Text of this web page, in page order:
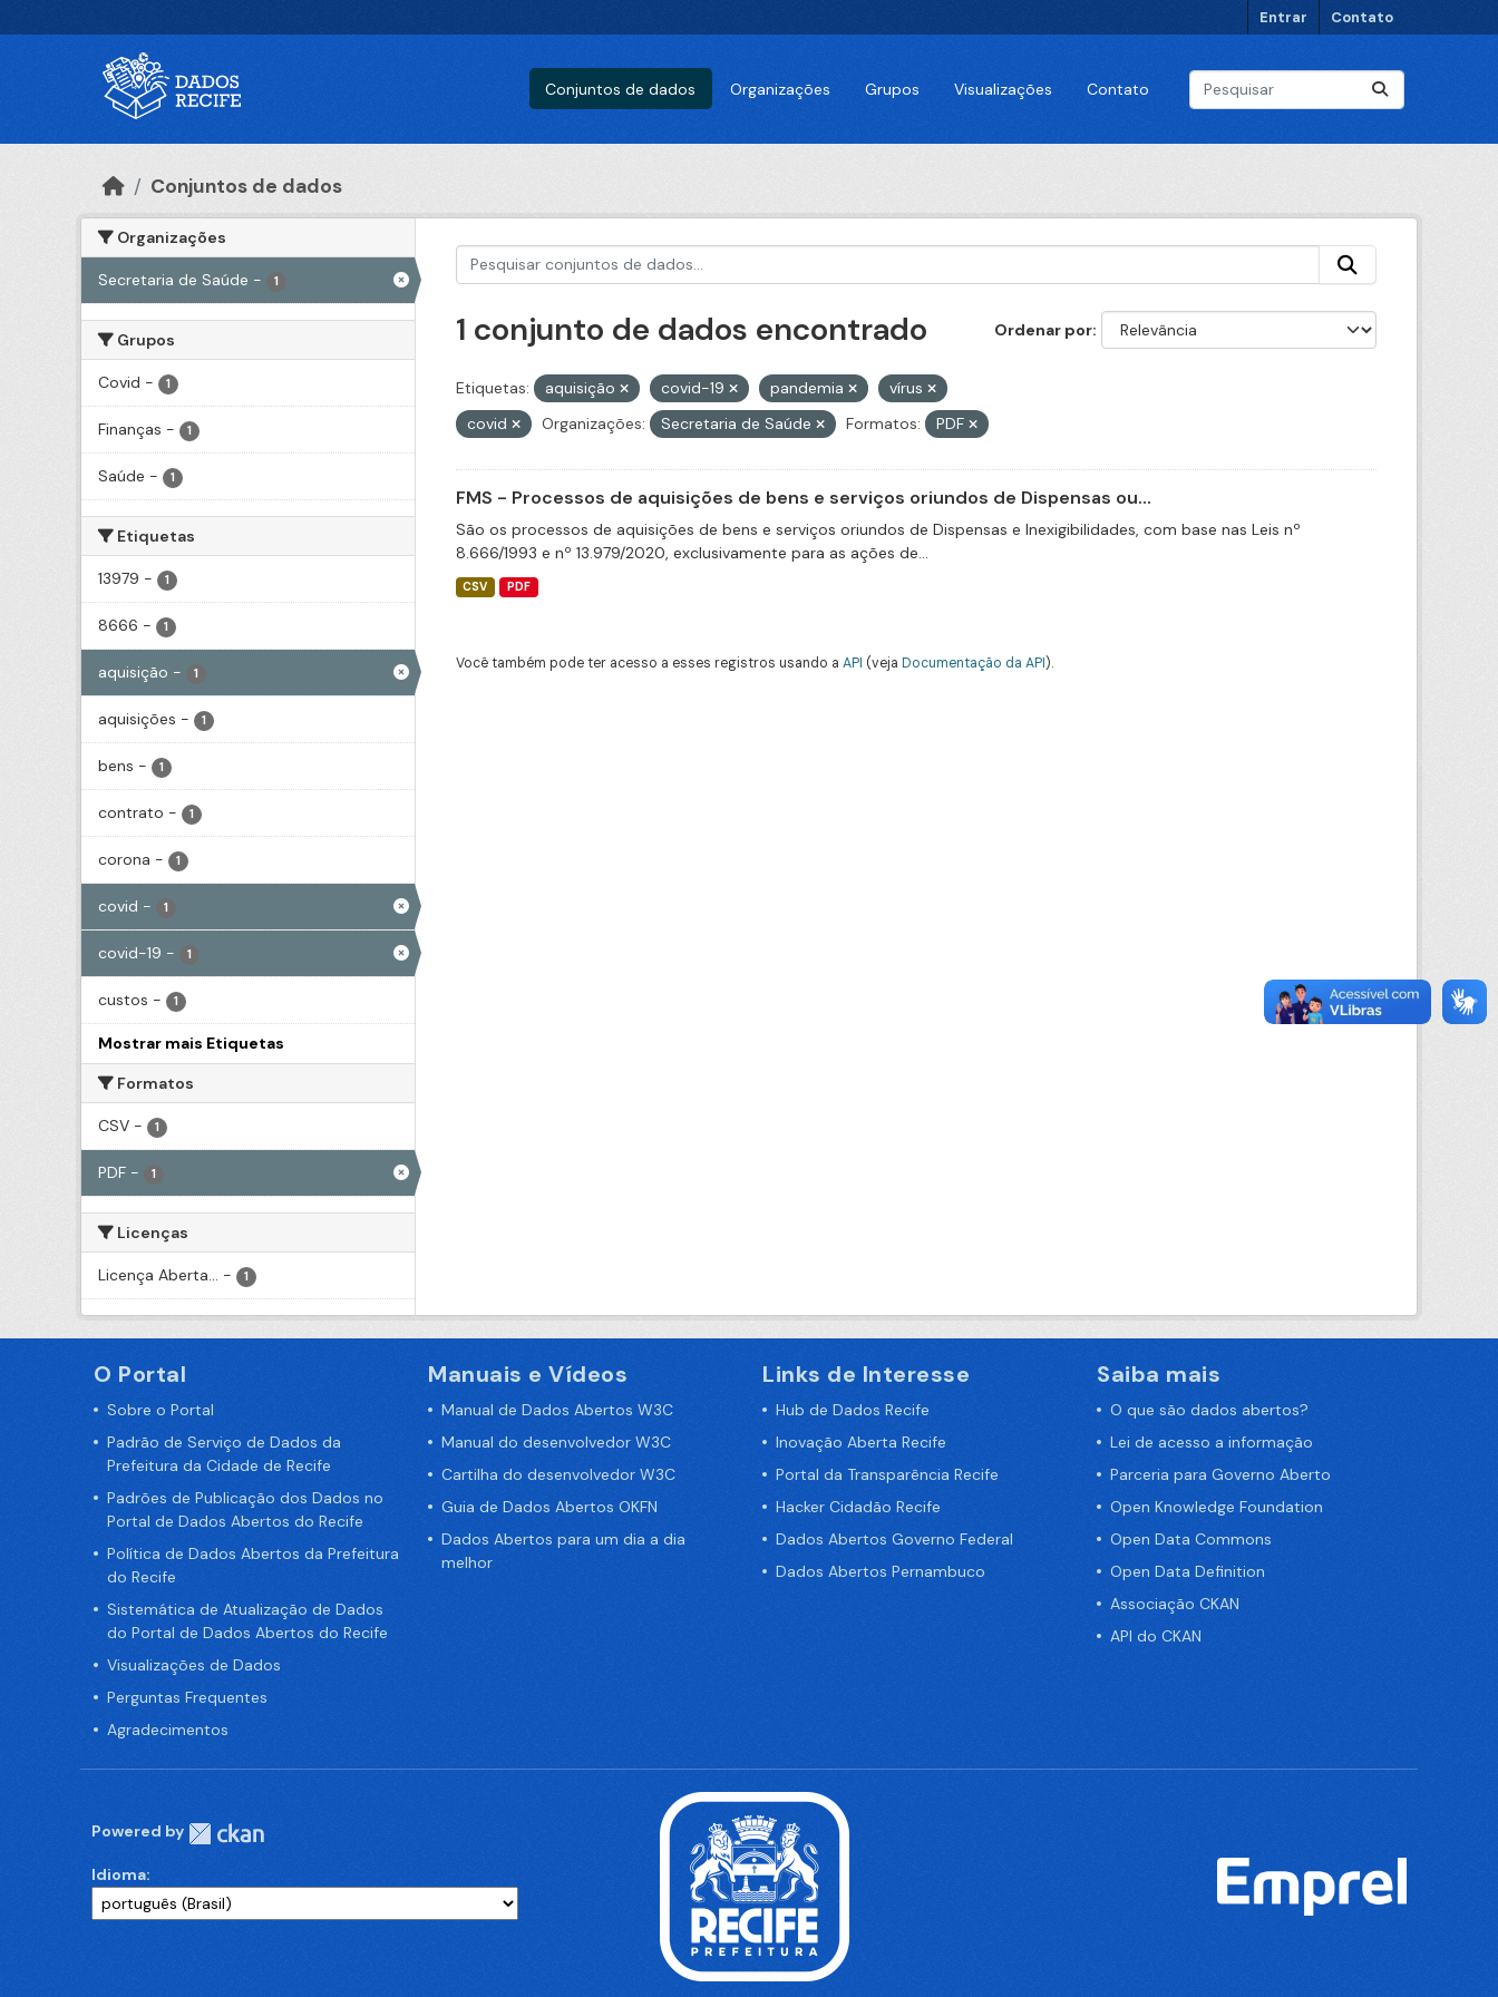
Entrar Contato
Conjuntos de dados Organizações Grupos Visualizações Contato
Conjuntos de dados
Organizações
Secretaria de Saúde - 1
Grupos
Covid - 1
Finanças - 1
Saúde - 1
Etiquetas
13979 - 1
8666 - 1
aquisição - 1
aquisições - 1
bens - 1
contrato - 1
corona - 1
covid - 1
covid-19 - 1
custos - 1
Mostrar mais Etiquetas
Formatos
CSV - 1
PDF - 1
Licenças
Licença Aberta... - 1
Ordenar por
1 conjunto de dados encontrado
Etiquetas: aquisição covid-19 pandemia
vírus
covid
Organizações: Secretaria de Saúde Formatos: PDF
FMS - Processos de aquisições de bens e serviços oriundos de Dispensas ou...
São os processos de aquisições de bens e serviços oriundos de Dispensas e Inexigibilidades, com base nas Leis nº
8.666/1993 e nº 13.979/2020, exclusivamente para as ações de...
CSV PDF
Você também pode ter acesso a esses registros usando a API (veja Documentação da API).
O Portal
Sobre o Portal
Padrão de Serviço de Dados da
Prefeitura da Cidade de Recife
Padrões de Publicação dos Dados no
Portal de Dados Abertos do Recife
Política de Dados Abertos da Prefeitura
do Recife
Sistemática de Atualização de Dados
do Portal de Dados Abertos do Recife
Visualizações de Dados
Perguntas Frequentes
Agradecimentos
Manuais e Vídeos
Manual de Dados Abertos W3C
Manual do desenvolvedor W3C
Cartilha do desenvolvedor W3C
Guia de Dados Abertos OKFN
Dados Abertos para um dia a dia
melhor
Links de Interesse
Hub de Dados Recife
Inovação Aberta Recife
Portal da Transparência Recife
Hacker Cidadão Recife
Dados Abertos Governo Federal
Dados Abertos Pernambuco
Saiba mais
O que são dados abertos?
Lei de acesso a informação
Parceria para Governo Aberto
Open Knowledge Foundation
Open Data Commons
Open Data Definition
Associação CKAN
API do CKAN
Powered by
Idioma